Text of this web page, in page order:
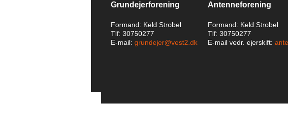
Grundejerforening
Formand: Keld Strobel
Tlf: 30750277
E-mail: grundejer@vest2.dk
Antenneforening
Formand: Keld Strobel
Tlf: 30750277
E-mail vedr. ejerskift: